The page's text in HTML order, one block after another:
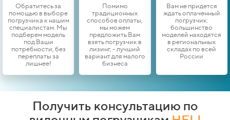
Обратитесь за
помощью в выборе
погрузчика к нашим
специалистам. Мы
подберем модель
под Ваши
потребности, без
переплаты за
лишнее!
Помимо
традиционных
способов оплаты,
мы можем
предложить Вам
взять погрузчик в
лизинг, - лучший
вариант для малого
бизнеса
Вам не придется
ждать оплаченный
погрузчик:
большинство
моделей находятся
в региональных
складах по всей
России
Получить консультацию по